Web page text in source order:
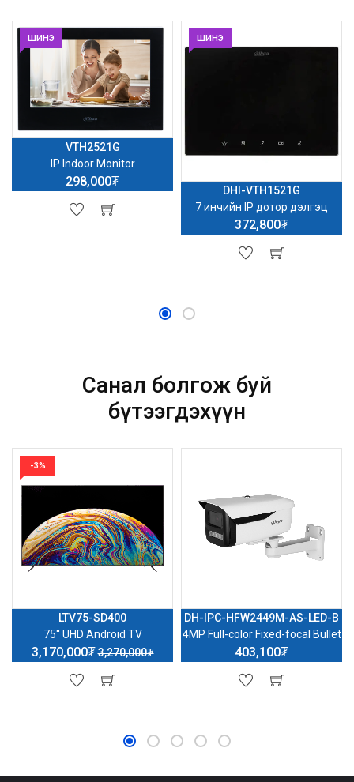
ШИНЭ
VTH2521G
IP Indoor Monitor
298,000₮
ШИНЭ
DHI-VTH1521G
7 инчийн IP дотор дэлгэц
372,800₮
Санал болгож буй
бүтээгдэхүүн
-3%
LTV75-SD400
75'' UHD Android TV
3,170,000₮3,270,000₮
DH-IPC-HFW2449M-AS-LED-B
4MP Full-color Fixed-focal Bullet
403,100₮